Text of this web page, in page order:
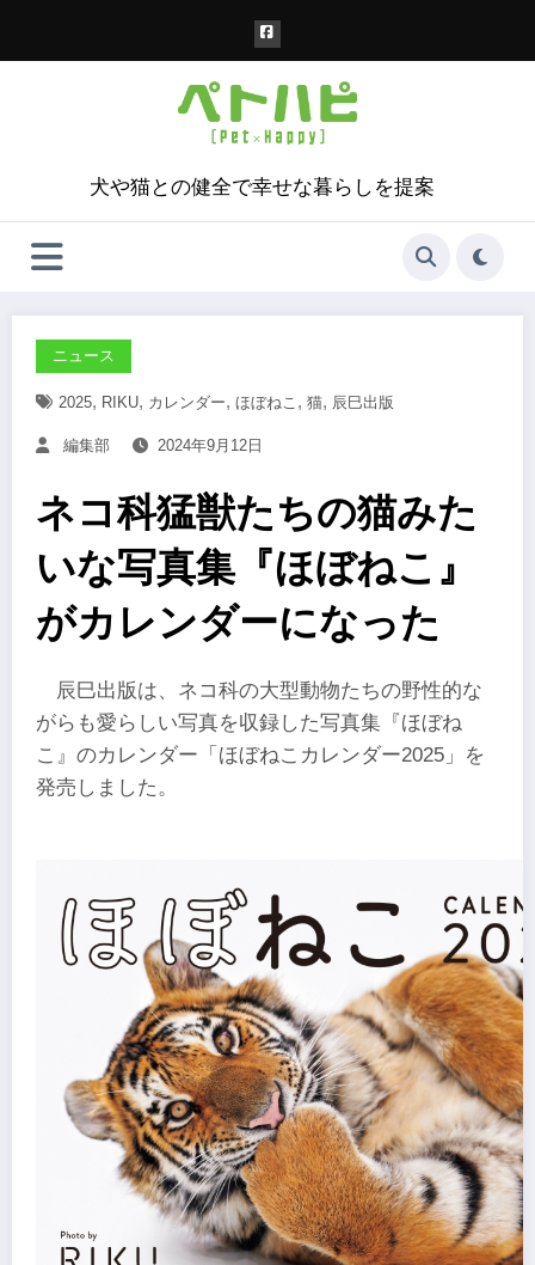
犬や猫との健全で幸せな暮らしを提案
ニュース
2025, RIKU, カレンダー, ほぼねこ , 猫, 辰巳出版
編集部 2024年9月12日
ネコ科猛獣たちの猫みた
いな写真集『ほぼねこ』
がカレンダーになった
辰巳出版は、ネコ科の大型動物たちの野性的な
がらも愛らしい写真を収録した写真集『ほぼね
こ』のカレンダー「ほぼねこカレンダー2025」を
発売しました。